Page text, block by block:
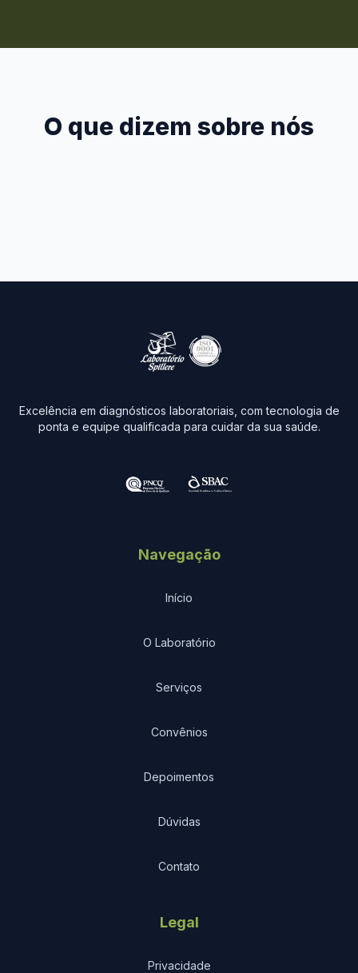
O que dizem sobre nós
Excelência em diagnósticos laboratoriais, com tecnologia de
ponta e equipe qualificada para cuidar da sua saúde.
Navegação
Início
O Laboratório
Serviços
Convênios
Depoimentos
Dúvidas
Contato
Legal
Privacidade